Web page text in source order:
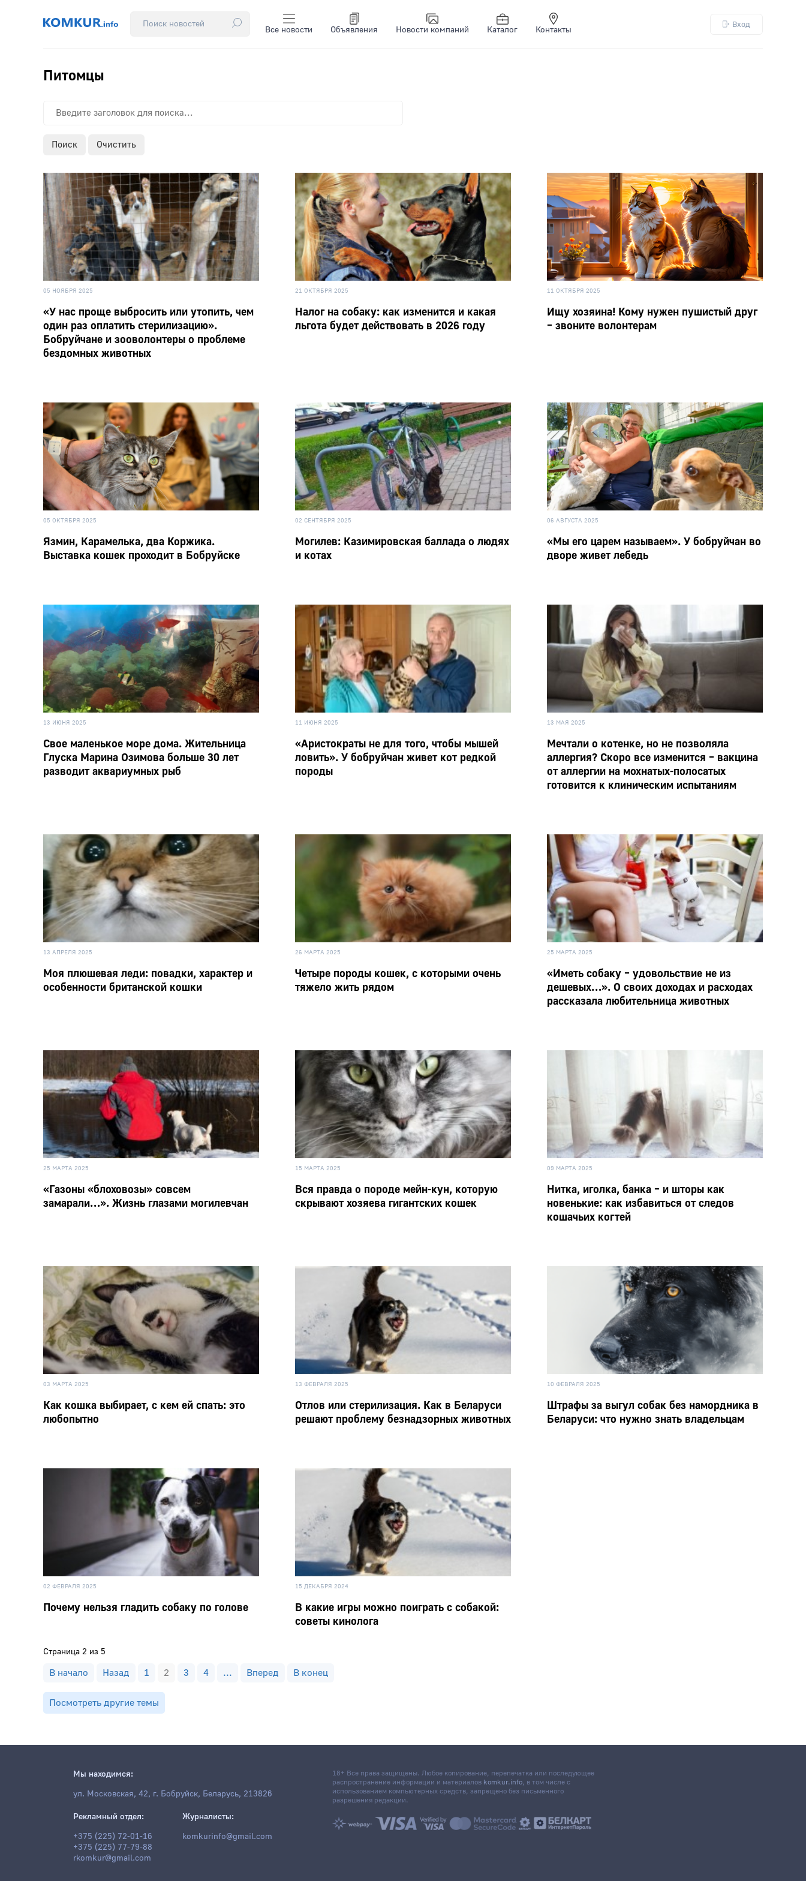
Все новости Объявления Новости компаний Каталог Контакты
Вход
Питомцы
Поиск Очистить
05 НОЯБРЯ 2025
«У нас проще выбросить или утопить, чем
один раз оплатить стерилизацию».
Бобруйчане и зооволонтеры о проблеме
бездомных животных
21 ОКТЯБРЯ 2025
Налог на собаку: как изменится и какая
льгота будет действовать в 2026 году
11 ОКТЯБРЯ 2025
Ищу хозяина! Кому нужен пушистый друг
– звоните волонтерам
05 ОКТЯБРЯ 2025
Язмин, Карамелька, два Коржика.
Выставка кошек проходит в Бобруйске
02 СЕНТЯБРЯ 2025
Могилев: Казимировская баллада о людях
и котах
06 АВГУСТА 2025
«Мы его царем называем». У бобруйчан во
дворе живет лебедь
13 ИЮНЯ 2025
Свое маленькое море дома. Жительница
Глуска Марина Озимова больше 30 лет
разводит аквариумных рыб
11 ИЮНЯ 2025
«Аристократы не для того, чтобы мышей
ловить». У бобруйчан живет кот редкой
породы
13 МАЯ 2025
Мечтали о котенке, но не позволяла
аллергия? Скоро все изменится – вакцина
от аллергии на мохнатых-полосатых
готовится к клиническим испытаниям
13 АПРЕЛЯ 2025
Моя плюшевая леди: повадки, характер и
особенности британской кошки
26 МАРТА 2025
Четыре породы кошек, с которыми очень
тяжело жить рядом
25 МАРТА 2025
«Иметь собаку – удовольствие не из
дешевых…». О своих доходах и расходах
рассказала любительница животных
25 МАРТА 2025
«Газоны «блоховозы» совсем
замарали…». Жизнь глазами могилевчан
15 МАРТА 2025
Вся правда о породе мейн-кун, которую
скрывают хозяева гигантских кошек
09 МАРТА 2025
Нитка, иголка, банка – и шторы как
новенькие: как избавиться от следов
кошачьих когтей
03 МАРТА 2025
Как кошка выбирает, с кем ей спать: это
любопытно
13 ФЕВРАЛЯ 2025
Отлов или стерилизация. Как в Беларуси
решают проблему безнадзорных животных
10 ФЕВРАЛЯ 2025
Штрафы за выгул собак без намордника в
Беларуси: что нужно знать владельцам
02 ФЕВРАЛЯ 2025
Почему нельзя гладить собаку по голове
15 ДЕКАБРЯ 2024
В какие игры можно поиграть с собакой:
советы кинолога
Страница 2 из 5
В начало Назад 1 2 3 4 ... Вперед В конец
Посмотреть другие темы
Мы находимся:
ул. Московская, 42, г. Бобруйск, Беларусь, 213826
Рекламный отдел:
+375 (225) 72-01-16
+375 (225) 77-79-88
rkomkur@gmail.com
Журналисты:
komkurinfo@gmail.com
18+ Все права защищены. Любое копирование, перепечатка или последующее
распространение информации и материалов komkur.info, в том числе с
использованием компьютерных средств, запрещено без письменного
разрешения редакции.